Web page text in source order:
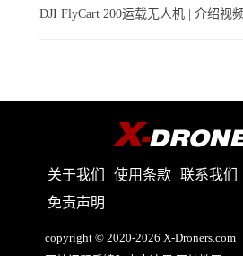
DJI FlyCart 200运载无人机 | 介绍视
关于我们 使用条款 联系我们
免责声明
copyright © 2020-2026 X-Droners.com